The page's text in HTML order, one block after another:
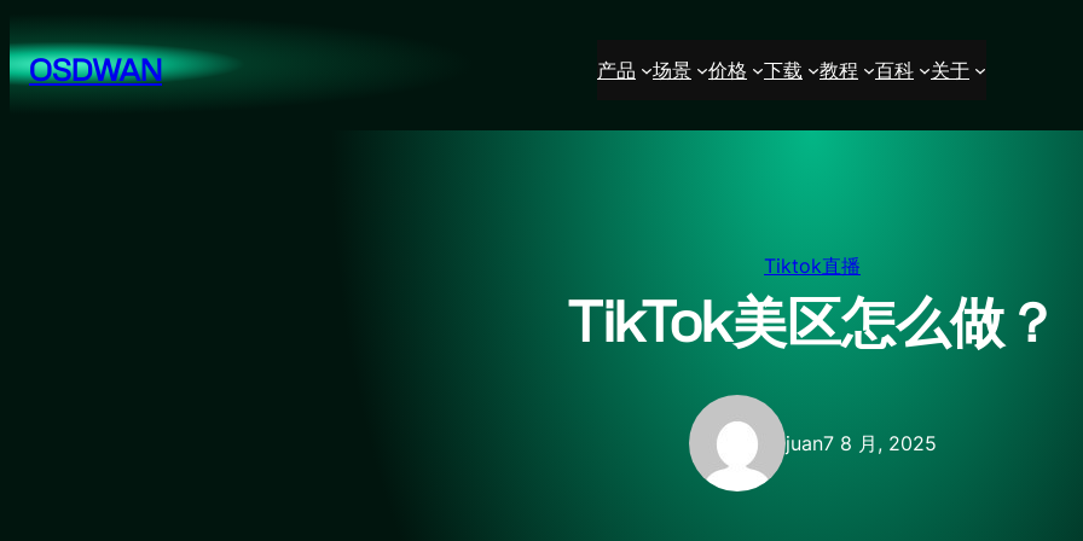
至
内OSDWAN 产品 场景 价格 下载 教程 百科 关于
Tiktok直播
TikTok美区怎么做？
juan7 8 月, 2025